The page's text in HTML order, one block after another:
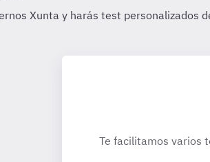
Te facilitamos varios